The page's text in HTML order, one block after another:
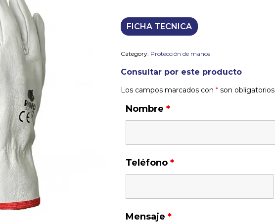
FICHA TECNICA
Category: Protección de manos
Consultar por este producto
Los campos marcados con * son obligatorios
Nombre *
Teléfono *
Mensaje *